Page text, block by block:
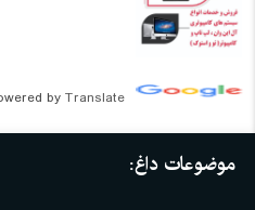
by Translate
موضوعات داغ: